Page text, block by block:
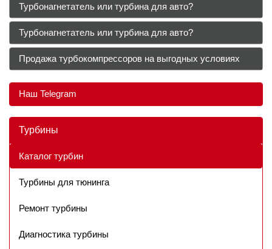
Турбонагнетатель или турбина для авто?
Турбонагнетатель или турбина для авто?
Продажа турбокомпрессоров на выгодных условиях
Наш Telegram
Турбины
Каталог турбин
Турбины для тюнинга
Ремонт турбины
Диагностика турбины